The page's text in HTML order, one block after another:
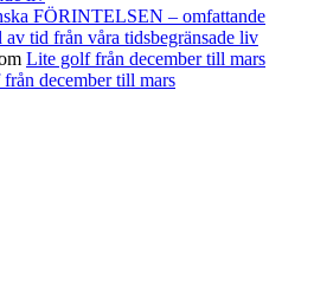
FÖRINTELSEN – omfattande
av tid från våra tidsbegränsade liv
Lite golf från december till mars
december till mars